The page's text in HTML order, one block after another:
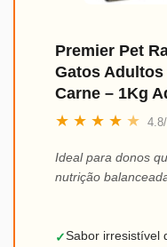
Premier Pet
Gatos
Carne – 1Kg
★ ★ ★ ★ ★
Ideal para donos
nutrição
✓Sabor irresistível